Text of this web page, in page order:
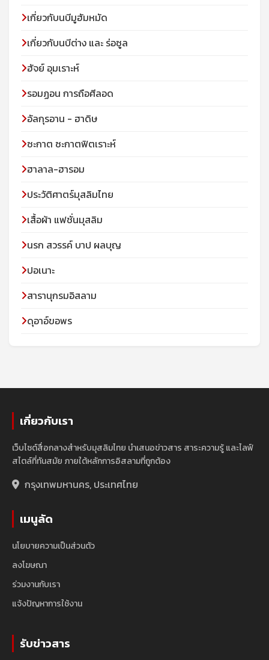
เกี่ยวกับนบีมูฮัมหมัด
เกี่ยวกับนบีต่าง และ ร่อซูล
ฮัจย์ อุมเราะห์
รอมฏอน การถือศีลอด
อัลกุรอาน - ฮาดิษ
ซะกาต ซะกาตฟิตเราะห์
ฮาลาล-ฮารอม
ประวัติศาตร์มุสลิมไทย
เสื้อผ้า แฟชั่นมุสลิม
นรก สวรรค์ บาป ผลบุญ
ปอเนาะ
สารานุกรมอิสลาม
ดุอาอ์ขอพร
เกี่ยวกับเรา
เว็บไซต์สื่อกลางสำหรับมุสลิมไทย นำเสนอข่าวสาร สาระความรู้ และไลฟ์
สไตล์ที่ทันสมัย ภายใต้หลักการอิสลามที่ถูกต้อง
กรุงเทพมหานคร, ประเทศไทย
เมนูลัด
นโยบายความเป็นส่วนตัว
ลงโฆษณา
ร่วมงานกับเรา
แจ้งปัญหาการใช้งาน
รับข่าวสาร